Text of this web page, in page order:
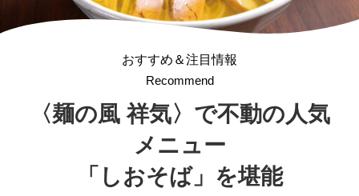
おすすめ＆注目情報
Recommend
〈麺の風 祥気〉で不動の人気
メニュー
「しおそば」を堪能